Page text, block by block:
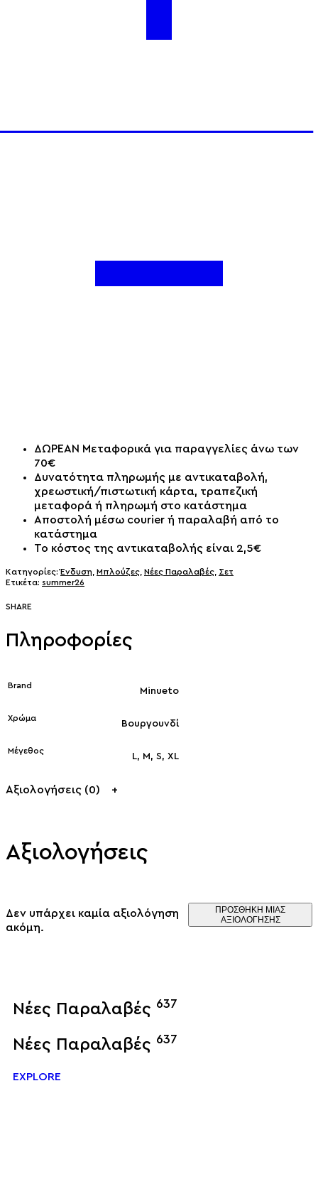
ΔΩΡΕΑΝ Μεταφορικά για παραγγελίες άνω των
70€
Δυνατότητα πληρωμής με αντικαταβολή,
χρεωστική/πιστωτική κάρτα, τραπεζική
μεταφορά ή πληρωμή στο κατάστημα
Αποστολή μέσω courier ή παραλαβή από το
κατάστημα
Το κόστος της αντικαταβολής είναι 2,5€
Κατηγορίες:Ένδυση Μπλούζες Νέες Παραλαβές Σετ
Ετικέτα: summer26
SHARE
Πληροφορίες
Brand
Minueto
Χρώμα
Βουργουνδί
Μέγεθος
L, M, S, XL
Αξιολογήσεις (0)
Αξιολογήσεις
Δεν υπάρχει καμία αξιολόγηση
ακόμη.
ΠΡΟΣΘΉΚΗ ΜΊΑΣ
ΑΞΙΟΛΌΓΗΣΗΣ
Νέες Παραλαβές 637
Νέες Παραλαβές 637
EXPLORE